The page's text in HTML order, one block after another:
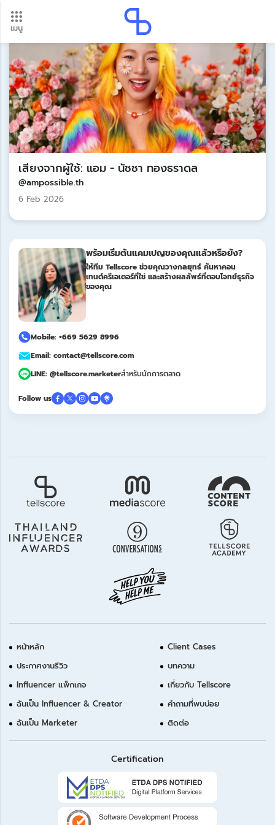
เมนู
อัปเดตใหม่ ต้องดู! รอบโอนเงินปี 2569 เช็กวันเงินเข้าได้ที่นี่
เสียงจากผู้ใช้: แอม - นัชชา ทองธราดล
@ampossible.th
6 Feb 2026
พร้อมเริ่มต้นแคมเปญของคุณแล้วหรือยัง?
ให้ทีม Tellscore ช่วยคุณวางกลยุทธ์ ค้นหาคอน
เทนต์ครีเอเตอร์ที่ใช่ และสร้างผลลัพธ์ที่ตอบโจทย์ธุรกิจ
ของคุณ
Mobile: +669 5629 8996
Email: contact@tellscore.com
LINE: @tellscore.marketerสำหรับนักการตลาด
Follow us
หน้าหลัก
ประกาศงานรีวิว
Influencer แพ็กเกจ
ฉันเป็น Influencer & Creator
ฉันเป็น Marketer
Client Cases
บทความ
เกี่ยวกับ Tellscore
คำถามที่พบบ่อย
ติดต่อ
Certification